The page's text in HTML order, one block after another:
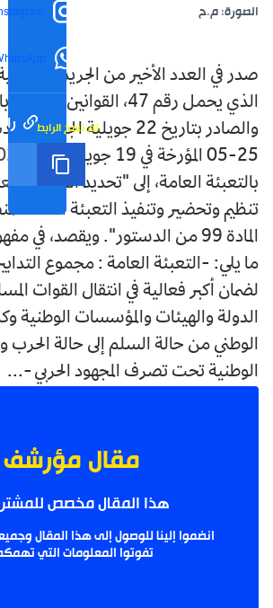
تم نسخ الرابط
الصورة: م.ح
صدر في العدد الأخير من الجريدة
الذي يحمل رقم 47، القوانين
والصادر بتاريخ 22 جويلية
بالتعبئة العامة، إلى "تحديد الأحكام
تنظيم وتحضير وتنفيذ التعبئة العامة
المادة 99 من الدستور". ويقصد، في
ما يلي: -التعبئة العامة : مجموع
لضمان أكبر فعالية في انتقال القوات
الدولة والهيئات والمؤسسات الوطنية
الوطني من حالة السلم إلى حالة
الوطنية تحت تصرف المجهود الحربي -...
مقال مؤرشف
هذا المقال مخصص
انضموا إلينا للوصول إلى هذا المقال
تفوتوا المعلومات التي